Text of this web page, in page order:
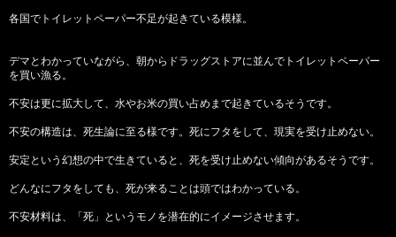
各国でトイレットペーパー不足が起きている模様。
デマとわかっていながら、朝からドラッグストアに並んでトイレットペーパー
を買い漁る。
不安は更に拡大して、水やお米の買い占めまで起きているそうです。
不安の構造は、死生論に至る様です。死にフタをして、現実を受け止めない。
安定という幻想の中で生きていると、死を受け止めない傾向があるそうです。
どんなにフタをしても、死が来ることは頭ではわかっている。
不安材料は、「死」というモノを潜在的にイメージさせます。